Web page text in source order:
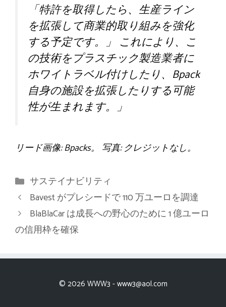
「特許を取得したら、生産ライン
を拡張して商業的取り組みを強化
する予定です。」 これにより、こ
の技術をプラスチック製造業者に
ホワイトラベル付けしたり、Bpack
自身の施設を拡張したりする可能
性が生まれます。」
リード画像: Bpacks。 写真: クレジットなし。
カ
テ
ゴ
リ
ー
サステイナビリティ
Bavest がプレシードで 110 万ユーロを調達
BlaBlaCar は成長への野心のために 1 億ユーロ
の信用枠を確保
© 2026 WWW3 -www3@aol.com